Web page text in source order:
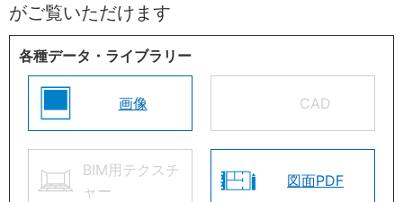
がご覧いただけます
各種データ・ライブラリー
画像 CAD
BIM用テクスチ
ャー
図面PDF